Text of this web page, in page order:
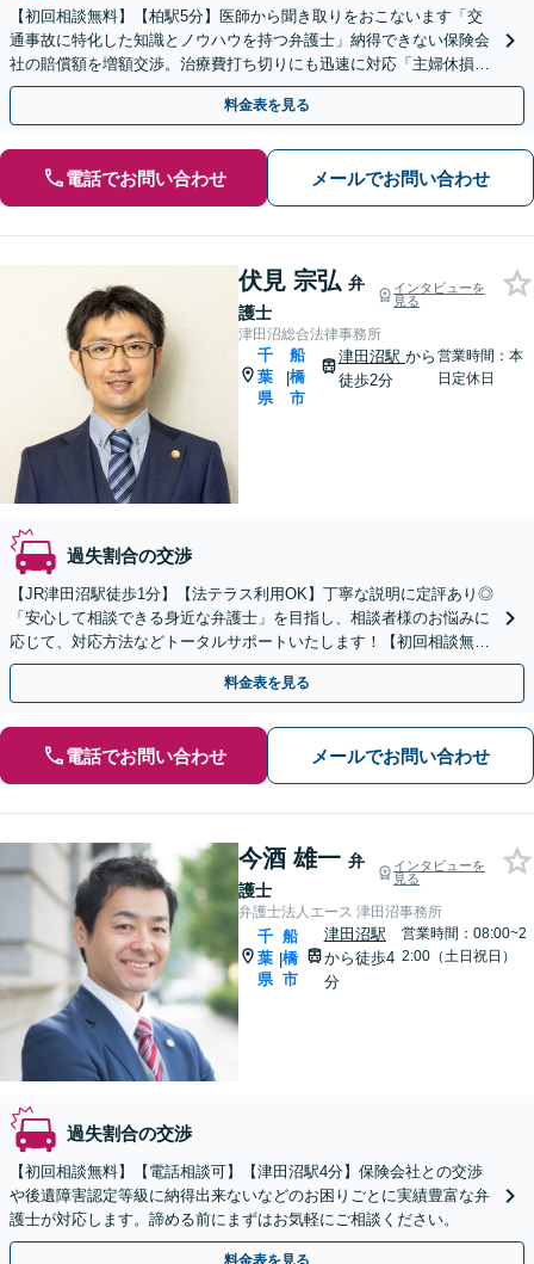
【初回相談無料】【柏駅5分】医師から聞き取りをおこないます「交
通事故に特化した知識とノウハウを持つ弁護士」納得できない保険会
社の賠償額を増額交渉。治療費打ち切りにも迅速に対応「主婦休損で
賠償金を増額」【完全成功報酬あり】【分割・後払い対応】
料金表を見る
電話でお問い合わせ メールでお問い合わせ
伏見 宗弘 弁
護士
インタビューを
見る
津田沼総合法律事務所
千
葉
県
|
船
橋
市
津田沼駅 から
徒歩2分
営業時間：本
日定休日
過失割合の交渉
【JR津田沼駅徒歩1分】【法テラス利用OK】丁寧な説明に定評あり◎
「安心して相談できる身近な弁護士」を目指し、相談者様のお悩みに
応じて、対応方法などトータルサポートいたします！【初回相談無料
】【24時間メール予約受付】
料金表を見る
電話でお問い合わせ メールでお問い合わせ
今酒 雄一 弁
護士
インタビューを
見る
弁護士法人エース 津田沼事務所
千
葉
県
|
船
橋
市
津田沼駅
から徒歩4
分
営業時間：08:00~2
2:00（土日祝日）
過失割合の交渉
【初回相談無料】【電話相談可】【津田沼駅4分】保険会社との交渉
や後遺障害認定等級に納得出来ないなどのお困りごとに実績豊富な弁
護士が対応します。諦める前にまずはお気軽にご相談ください。
料金表を見る